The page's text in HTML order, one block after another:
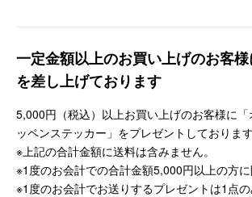
一定金額以上のお買い上げのお客
を差し上げております
5,000円（税込）以上お買い上げのお客様に
ッペンステッカー」をプレゼントしております
※上記の合計金額に送料は含みません。
※1度のお会計での合計金額5,000円以上の方に
※1度のお会計でお送りするプレゼントは1点